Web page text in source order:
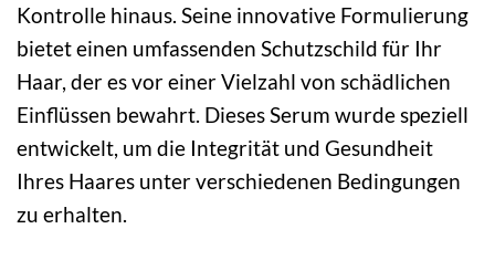
Kontrolle hinaus. Seine innovative Formulierung
bietet einen umfassenden Schutzschild für Ihr
Haar, der es vor einer Vielzahl von schädlichen
Einflüssen bewahrt. Dieses Serum wurde speziell
entwickelt, um die Integrität und Gesundheit
Ihres Haares unter verschiedenen Bedingungen
zu erhalten.